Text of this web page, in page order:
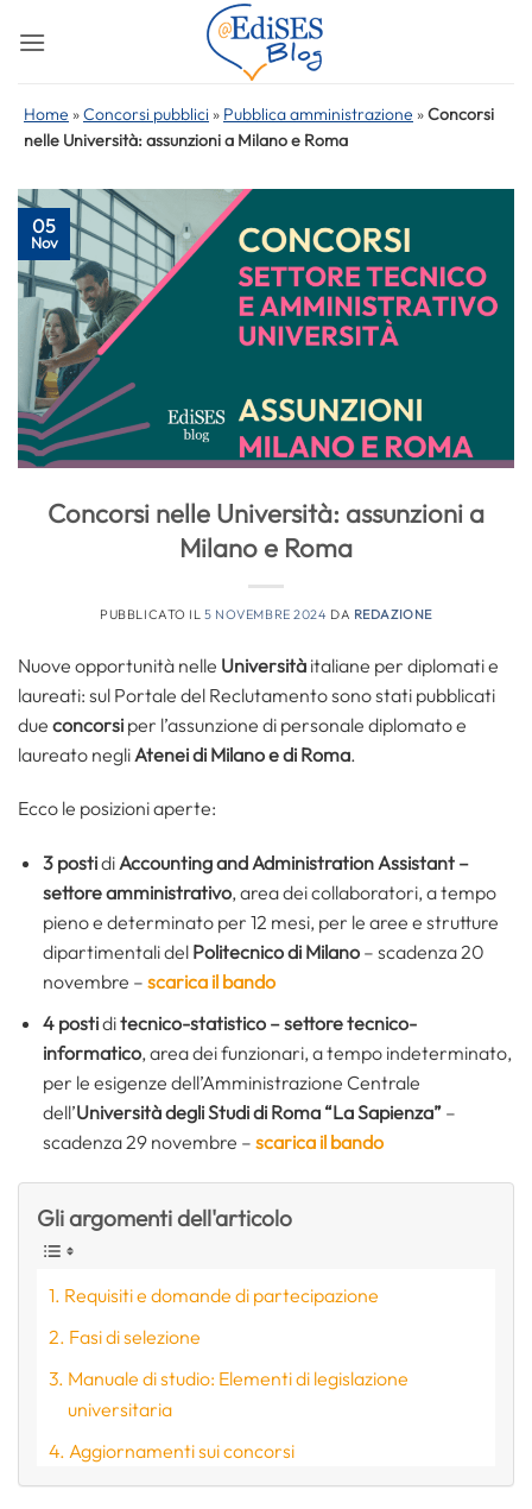
Home »Concorsi pubblici » Pubblica amministrazione »Concorsi
nelle Università: assunzioni a Milano e Roma
05
Nov
Concorsi nelle Università: assunzioni a
Milano e Roma
PUBBLICATO IL5 NOVEMBRE 2024 DA REDAZIONE
Nuove opportunità nelle Università italiane per diplomati e
laureati: sul Portale del Reclutamento sono stati pubblicati
due concorsi per l’assunzione di personale diplomato e
laureato negli Atenei di Milano e di Roma.
Ecco le posizioni aperte:
3 postidiAccounting and Administration Assistant –
settore amministrativo, area dei collaboratori, a tempo
pieno e determinato per 12 mesi, per le aree e strutture
dipartimentali del Politecnico di Milano– scadenza 20
novembre – scarica il bando
4 postiditecnico-statistico – settore tecnico-
informatico, area dei funzionari, a tempo indeterminato,
per le esigenze dell’Amministrazione Centrale
dell’Università degli Studi di Roma “La Sapienza”–
scadenza 29 novembre – scarica il bando
Gli argomenti dell'articolo
Requisiti e domande di partecipazione
Fasi di selezione
Manuale di studio: Elementi di legislazione
universitaria
Aggiornamenti sui concorsi